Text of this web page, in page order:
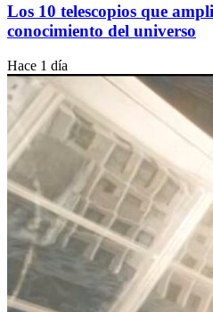
Los 10 telescopios que
conocimiento del universo
Hace 1 día